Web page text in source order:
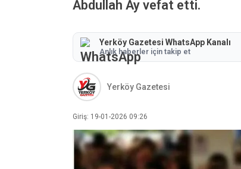
Abdullah Ay vefat etti.
Yerköy Gazetesi WhatsApp Kanalı
Anlık haberler için takip et
Yerköy Gazetesi
Giriş: 19-01-2026 09:26